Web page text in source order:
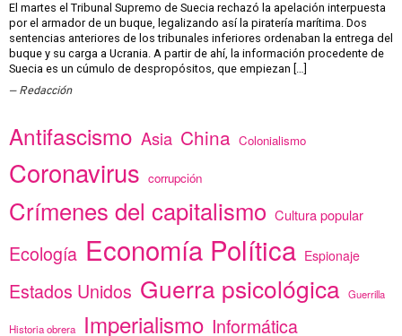
El martes el Tribunal Supremo de Suecia rechazó la apelación interpuesta
por el armador de un buque, legalizando así la piratería marítima. Dos
sentencias anteriores de los tribunales inferiores ordenaban la entrega del
buque y su carga a Ucrania. A partir de ahí, la información procedente de
Suecia es un cúmulo de despropósitos, que empiezan […]
Redacción
Antifascismo Asia China Colonialismo
Coronavirus corrupción
Crímenes del capitalismo Cultura popular
Ecología Economía Política Espionaje
Estados Unidos Guerra psicológica Guerrilla
Historia obrera Imperialismo Informática